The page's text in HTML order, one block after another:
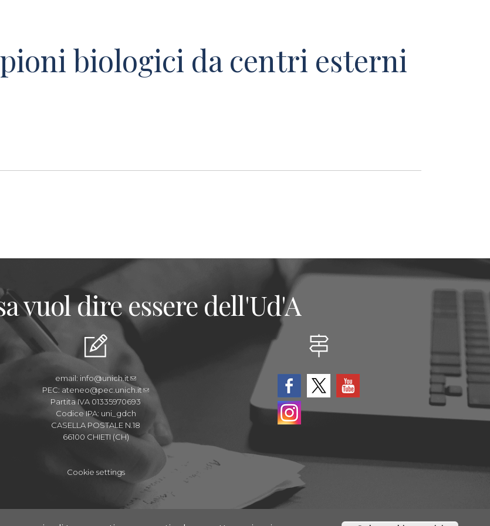
biologici da centri esterni
vuol dire essere dell'Ud'A
email: info@unich.it
PEC: ateneo@pec.unich.it
Partita IVA 01335970693
Codice IPA: uni_gdch
CASELLA POSTALE N.18
66100 CHIETI (CH)
Cookie settings